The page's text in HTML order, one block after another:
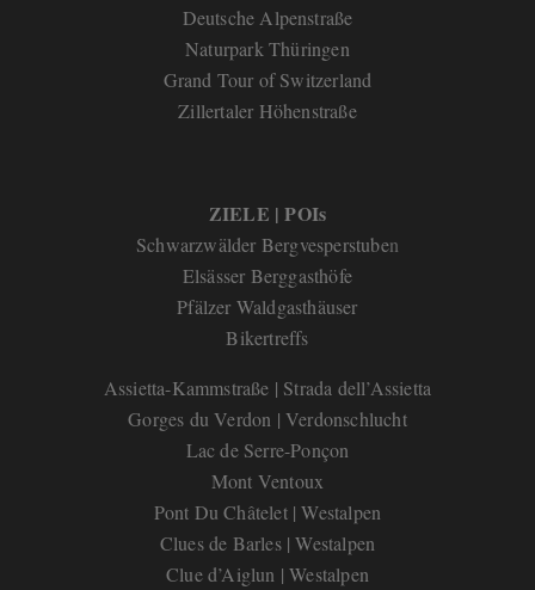
Deutsche Alpenstraße
Naturpark Thüringen
Grand Tour of Switzerland
Zillertaler Höhenstraße
ZIELE | POIs
Schwarzwälder Bergvesperstuben
Elsässer Berggasthöfe
Pfälzer Waldgasthäuser
Bikertreffs
Assietta-Kammstraße | Strada dell’Assietta
Gorges du Verdon | Verdonschlucht
Lac de Serre-Ponçon
Mont Ventoux
Pont Du Châtelet | Westalpen
Clues de Barles | Westalpen
Clue d’Aiglun | Westalpen